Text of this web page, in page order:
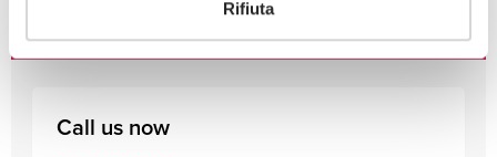
Rifiuta
Call us now